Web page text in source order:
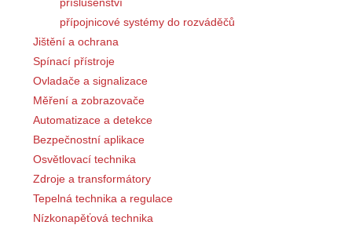
přípojnicové systémy do rozváděčů
Jištění a ochrana
Spínací přístroje
Ovladače a signalizace
Měření a zobrazovače
Automatizace a detekce
Bezpečnostní aplikace
Osvětlovací technika
Zdroje a transformátory
Tepelná technika a regulace
Nízkonapěťová technika